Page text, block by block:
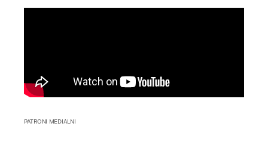
PATRONI MEDIALNI